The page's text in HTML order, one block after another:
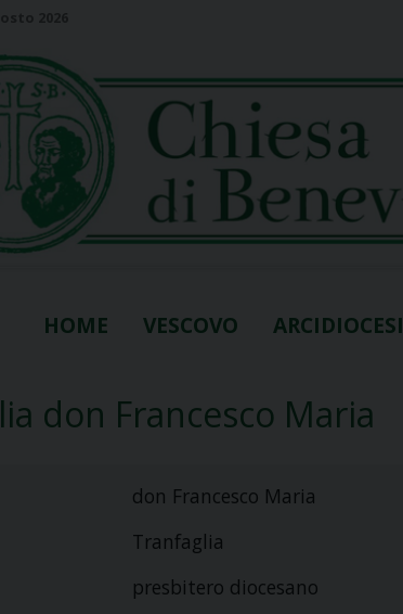
HOME VESCOVO ARCIDIOCESI
don Francesco Maria
don Francesco Maria
Tranfaglia
presbitero diocesano